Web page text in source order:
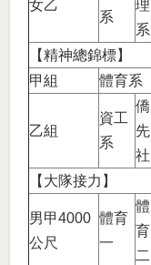
女乙
系
理
系
【精神總錦標】
甲組
體育系
乙組
資工
系
僑
先
社
【大隊接力】
男甲4000
公尺
體育
一
體
育
二